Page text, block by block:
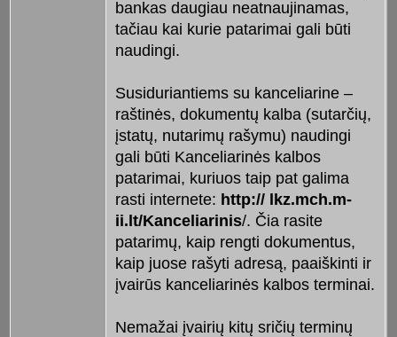
bankas daugiau neatnaujinamas,
tačiau kai kurie patarimai gali būti
naudingi.
Susiduriantiems su kanceliarine –
raštinės, dokumentų kalba (sutarčių,
įstatų, nutarimų rašymu) naudingi
gali būti Kanceliarinės kalbos
patarimai, kuriuos taip pat galima
rasti internete: http:// lkz.mch.m­
ii.lt/Kanceliarinis/. Čia rasite
patarimų, kaip rengti dokumentus,
kaip juose rašyti adresą, paaiškinti ir
įvairūs kanceliarinės kalbos terminai.
Nemažai įvairių kitų sričių terminų